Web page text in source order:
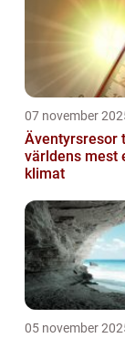
07 november
Äventyrsresor
världens mest
klimat
05 november